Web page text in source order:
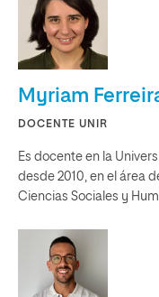
Myriam
DOCENTE UNIR
Es docente en la
desde 2010, en el área
Ciencias Sociales y